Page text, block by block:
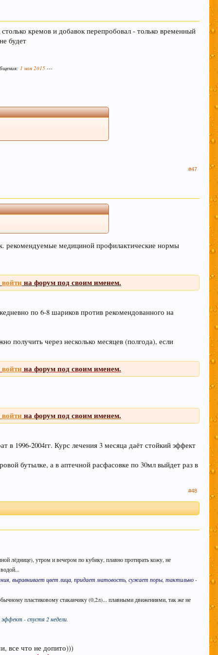
кремов и добавок перепробовал - только временный
будет
1 ноя 2015 ---
#47
рекомендуемые медициной профилактические нормы
войтина форум под своим именем.
по 6-8 шариков против рекомендованного на
получить через несколько месяцев (полгода), если
войтина форум под своим именем.
войтина форум под своим именем.
1996-2004гг. Курс лечения 3 месяца даёт стойкий эффект
бутылке, а в аптечной расфасовке по 30мл выйдет раз в
#48
лёднице), утром и вечером по кубику, плавно протирать кожу, не
выравнивает цвет лица, придает матовость, сужает поры, тактильно -
пластиковому стаканчику (0,2л)... плавными движениями, так же не
- спустя 2 недели.
все что не допито)))